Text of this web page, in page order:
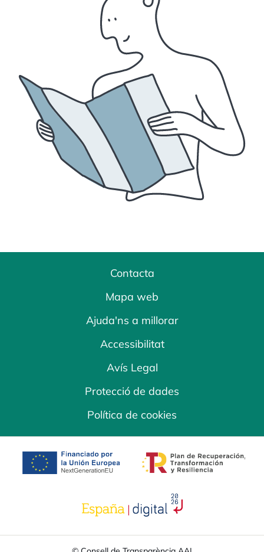
Contacta
Mapa web
Ajuda'ns a millorar
Accessibilitat
Avís Legal
Protecció de dades
Política de cookies
opens in a new tab opens in a new
opens in a new tab